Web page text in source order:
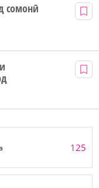
сомонӣ
125